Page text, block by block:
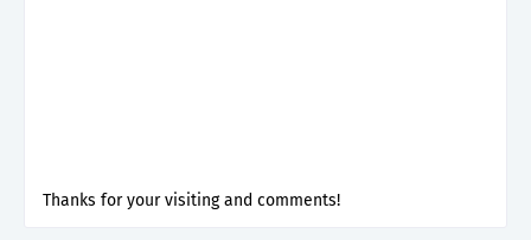
Thanks for your visiting and comments!